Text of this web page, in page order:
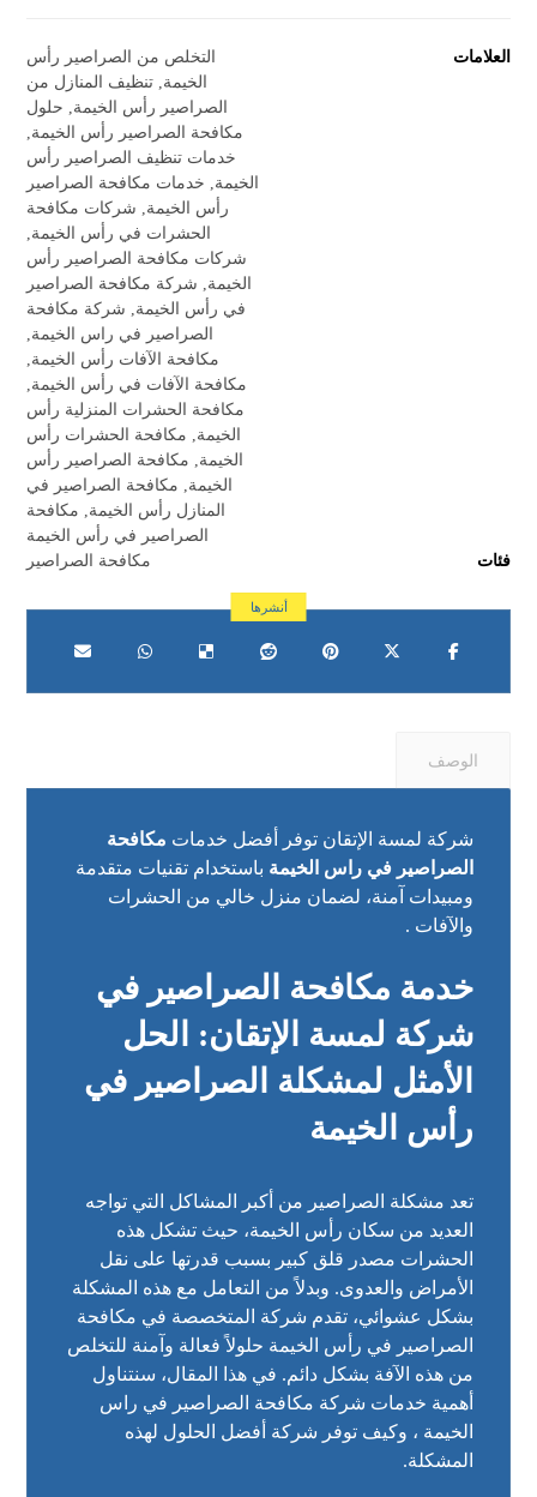
العلامات
التخلص من الصراصير رأس
الخيمة, تنظيف المنازل من
الصراصير رأس الخيمة, حلول
مكافحة الصراصير رأس الخيمة,
خدمات تنظيف الصراصير رأس
الخيمة, خدمات مكافحة الصراصير
رأس الخيمة, شركات مكافحة
الحشرات في رأس الخيمة,
شركات مكافحة الصراصير رأس
الخيمة, شركة مكافحة الصراصير
في رأس الخيمة, شركة مكافحة
الصراصير في راس الخيمة,
مكافحة الآفات رأس الخيمة,
مكافحة الآفات في رأس الخيمة,
مكافحة الحشرات المنزلية رأس
الخيمة, مكافحة الحشرات رأس
الخيمة, مكافحة الصراصير رأس
الخيمة, مكافحة الصراصير في
المنازل رأس الخيمة, مكافحة
الصراصير في رأس الخيمة
فئات
مكافحة الصراصير
الوصف
شركة لمسة الإتقان توفر أفضل خدمات مكافحة
الصراصير في راس الخيمة باستخدام تقنيات متقدمة
ومبيدات آمنة، لضمان منزل خالي من الحشرات
والآفات .
خدمة مكافحة الصراصير في
شركة لمسة الإتقان: الحل
الأمثل لمشكلة الصراصير في
رأس الخيمة
تعد مشكلة الصراصير من أكبر المشاكل التي تواجه
العديد من سكان رأس الخيمة، حيث تشكل هذه
الحشرات مصدر قلق كبير بسبب قدرتها على نقل
الأمراض والعدوى. وبدلاً من التعامل مع هذه المشكلة
بشكل عشوائي، تقدم شركة المتخصصة في مكافحة
الصراصير في رأس الخيمة حلولاً فعالة وآمنة للتخلص
من هذه الآفة بشكل دائم. في هذا المقال، سنتناول
أهمية خدمات شركة مكافحة الصراصير في راس
الخيمة ، وكيف توفر شركة أفضل الحلول لهذه
المشكلة.